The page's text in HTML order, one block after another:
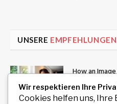
UNSERE EMPFEHLUNGEN
How an
Teachers,
August 6, 2026
Wir respektieren Ihre
Cookies helfen uns, Ihre